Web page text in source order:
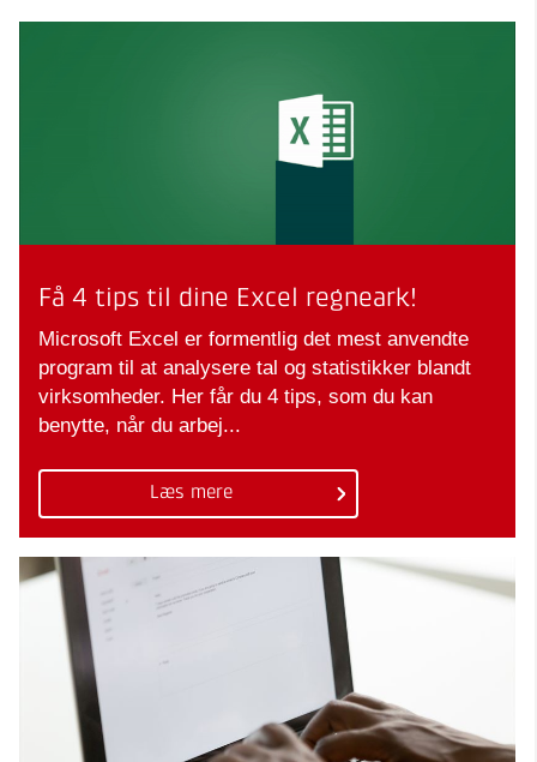
Få 4 tips til dine Excel regneark!
Microsoft Excel er formentlig det mest anvendte
program til at analysere tal og statistikker blandt
virksomheder. Her får du 4 tips, som du kan
benytte, når du arbej...
Læs mere